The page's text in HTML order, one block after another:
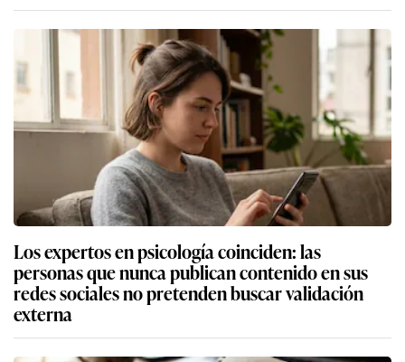
Los expertos en psicología coinciden: las
personas que nunca publican contenido en sus
redes sociales no pretenden buscar validación
externa